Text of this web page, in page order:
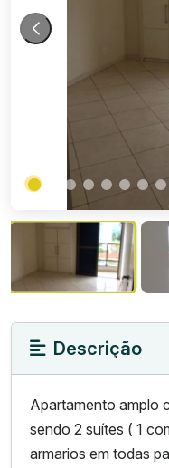
Descrição
Apartamento amplo
sendo 2 suítes ( 1
armarios em todas